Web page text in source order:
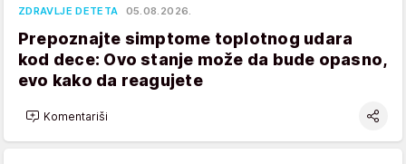
ZDRAVLJE DETETA 05.08.2026.
Prepoznajte simptome toplotnog udara
kod dece: Ovo stanje može da bude opasno,
evo kako da reagujete
Komentariši